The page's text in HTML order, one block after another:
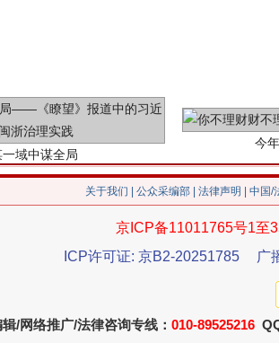
魏明亮
关于我们 公众采编部 法律声明 | 中国
京ICP备11011765号1至
ICP许可证: 京B2-20251785
广
/网络推广/法律咨询专线： 010-89525216